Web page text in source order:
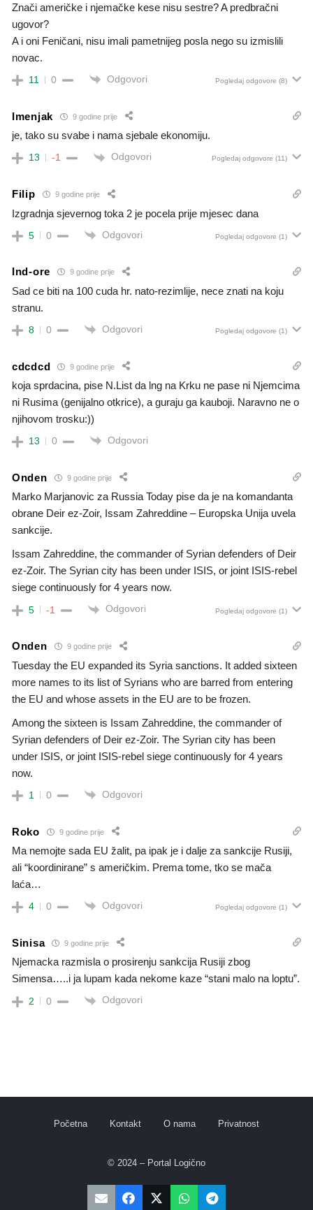
Znači američke i njemačke kese nisu sestre? A predbračni
ugovor?
A i oni Feničani, nisu imali pametnijeg posla nego su izmislili
novac.
11 0 Odgovori Pogledaj odgovore (8)
Imenjak 9 godine prije
je, tako su svabe i nama sjebale ekonomiju.
13 -1 Odgovori Pogledaj odgovore (11)
Filip 9 godine prije
Izgradnja sjevernog toka 2 je pocela prije mjesec dana
5 0 Odgovori Pogledaj odgovore (1)
Ind-ore 9 godine prije
Sad ce biti na 100 cuda hr. nato-rezimlije, nece znati na koju
stranu.
8 0 Odgovori Pogledaj odgovore (1)
cdcdcd 9 godine prije
koja sprdacina, pise N.List da lng na Krku ne pase ni Njemcima
ni Rusima (genijalno otkrice), a guraju ga kauboji. Naravno ne o
njihovom trosku:))
13 0 Odgovori
Onden 9 godine prije
Marko Marjanovic za Russia Today pise da je na komandanta
obrane Deir ez-Zoir, Issam Zahreddine – Europska Unija uvela
sankcije.
Issam Zahreddine, the commander of Syrian defenders of Deir
ez-Zoir. The Syrian city has been under ISIS, or joint ISIS-rebel
siege continuously for 4 years now.
5 -1 Odgovori Pogledaj odgovore (1)
Onden 9 godine prije
Tuesday the EU expanded its Syria sanctions. It added sixteen
more names to its list of Syrians who are barred from entering
the EU and whose assets in the EU are to be frozen.
Among the sixteen is Issam Zahreddine, the commander of
Syrian defenders of Deir ez-Zoir. The Syrian city has been
under ISIS, or joint ISIS-rebel siege continuously for 4 years
now.
1 0 Odgovori
Roko 9 godine prije
Ma nemojte sada EU žalit, pa ipak je i dalje za sankcije Rusiji,
ali “koordinirane” s američkim. Prema tome, tko se mača
laća…
4 0 Odgovori Pogledaj odgovore (1)
Sinisa 9 godine prije
Njemacka razmisla o prosirenju sankcija Rusiji zbog
Simensa…..i ja lupam kada nekome kaze “stani malo na loptu”.
2 0 Odgovori
Početna Kontakt O nama Privatnost
© 2024 – Portal Logično